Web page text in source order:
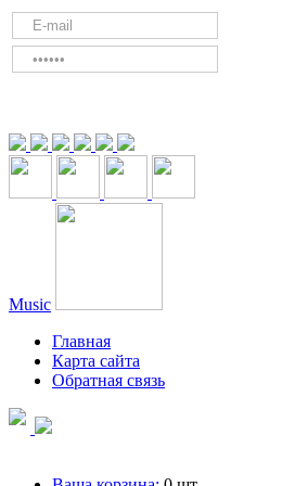
Music
Главная
Карта сайта
Обратная связь